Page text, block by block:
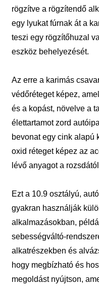
rögzítve a rögzítendő
egy lyukat fúrnak át a
teszi egy rögzítőhuzal
eszköz behelyezését.
Az erre a karimás
védőréteget képez,
és a kopást, növelve a
élettartamot zord
bevonat egy cink alapú
oxid réteget képez az
lévő anyagot a
Ezt a 10.9 osztályú,
gyakran használják
alkalmazásokban,
sebességváltó-
alkatrészekben és
hogy megbízható és
megoldást nyújtson,